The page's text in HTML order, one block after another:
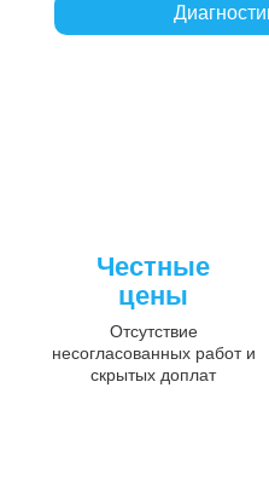
Честные
цены
Отсутствие
несогласованных работ и
скрытых доплат